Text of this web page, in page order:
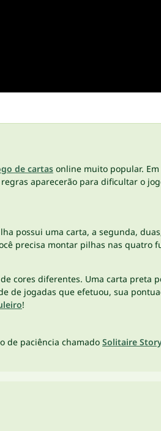
de cartas online muito popular.
aparecerão para dificultar o
possui uma carta, a segunda,
precisa montar pilhas nas quatro
cores diferentes. Uma carta
de jogadas que efetuou, sua
!
de paciência chamado Solitaire